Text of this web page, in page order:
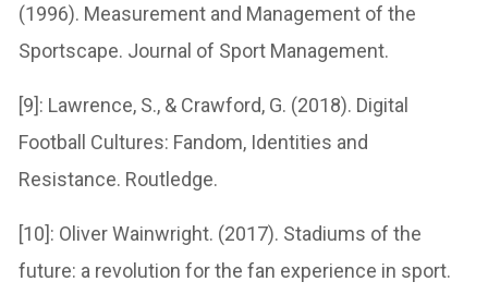
(1996). Measurement and Management of the
Sportscape. Journal of Sport Management.
[9]: Lawrence, S., & Crawford, G. (2018). Digital
Football Cultures: Fandom, Identities and
Resistance. Routledge.
[10]: Oliver Wainwright. (2017). Stadiums of the
future: a revolution for the fan experience in sport.